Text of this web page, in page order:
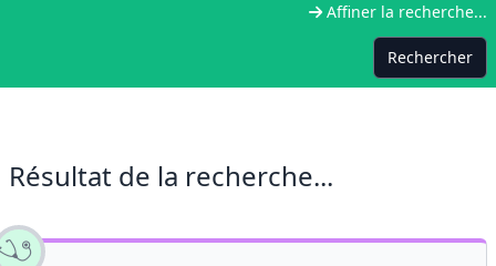
Affiner la recherche...
Rechercher
Résultat de la recherche...